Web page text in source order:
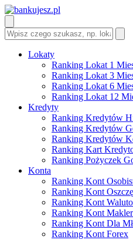
Lokaty
Ranking Lokat 1
Ranking Lokat 3
Ranking Lokat 6
Ranking Lokat 12
Kredyty
Ranking Kredytów
Ranking Kredytów
Ranking Kredytów
Ranking Kart
Ranking Pożyczek
Konta
Ranking Kont
Ranking Kont
Ranking Kont
Ranking Kont
Ranking Kont Dla
Ranking Kont Forex